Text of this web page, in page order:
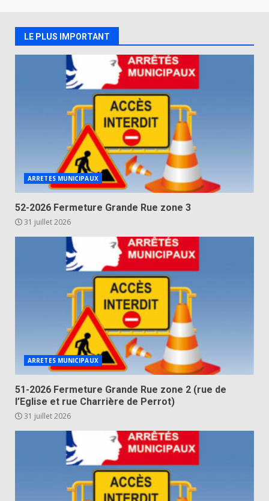
LE PLUS IMPORTANT
ARRETES MUNICIPAUX
52-2026 Fermeture Grande Rue zone 3
31 juillet 2026
ARRETES MUNICIPAUX
51-2026 Fermeture Grande Rue zone 2 (rue de
l’Eglise et rue Charrière de Perrot)
31 juillet 2026